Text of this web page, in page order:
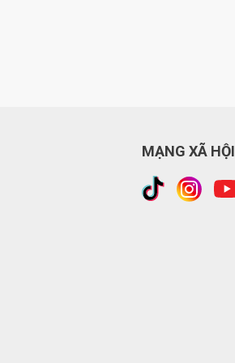
MẠNG XÃ HỘI